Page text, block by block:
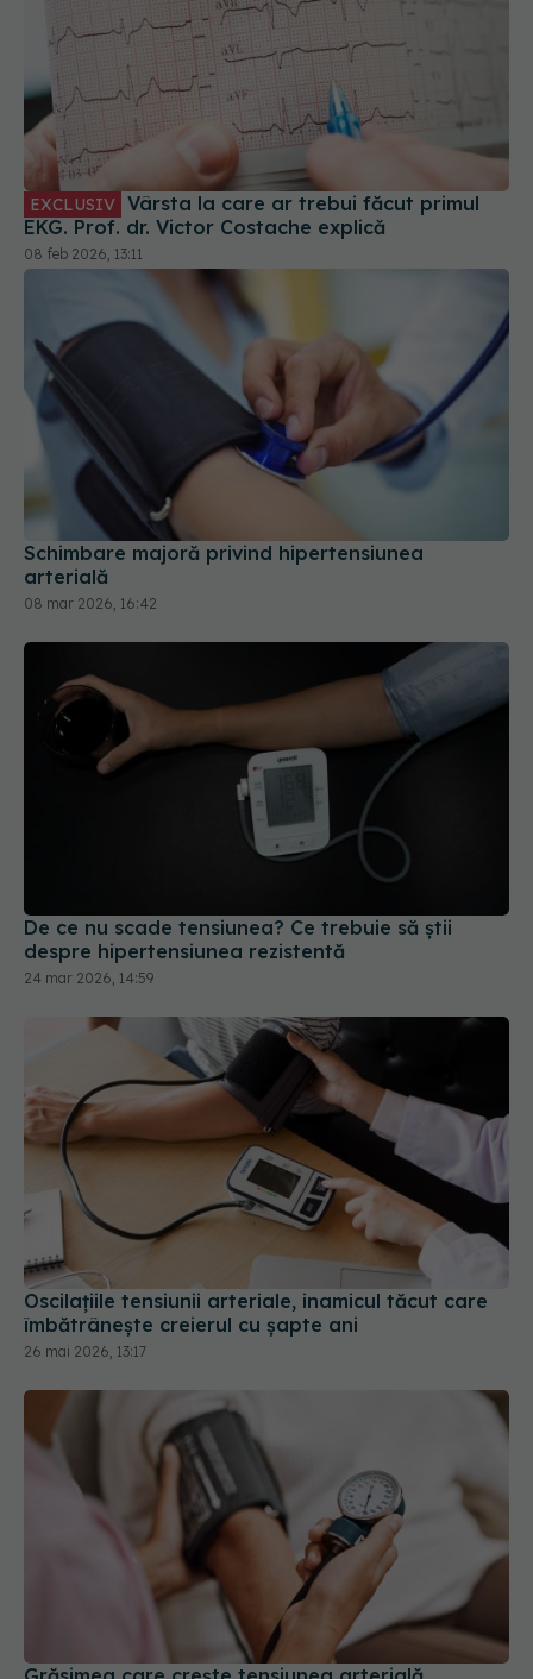
EXCLUSIV
EKG. Prof. dr. Victor Costache explică
08 feb 2026, 13:11
Schimbare majoră privind hipertensiunea
arterială
08 mar 2026, 16:42
De ce nu scade tensiunea? Ce trebuie să știi
despre hipertensiunea rezistentă
24 mar 2026, 14:59
Oscilațiile tensiunii arteriale, inamicul tăcut care
îmbătrânește creierul cu șapte ani
26 mai 2026, 13:17
Grăsimea care crește tensiunea arterială
16 ian 2026, 18:49